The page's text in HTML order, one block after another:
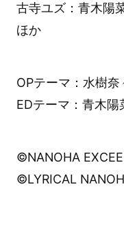
古寺ユズ：青木陽
ほか
OPテーマ：水樹奈
EDテーマ：青木陽
©NANOHA
©LYRICAL